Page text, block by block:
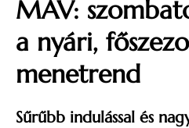
MÁV:
a nyári,
menetrend
Sűrűbb indulással és